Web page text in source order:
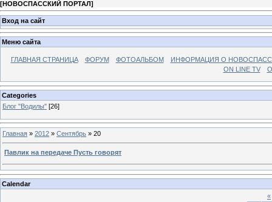
[НОВОСПАССКИЙ ПОРТАЛ]
Вход на сайт
Меню сайта
ГЛАВНАЯ СТРАНИЦА ФОРУМ ФОТОАЛЬБОМ
ИНФОРМАЦИЯ О
ON LINE TV
Categories
Блог "Водилы" [26]
Главная » 2012 » Сентябрь » 20
Павлик на передаче Пусть говорят
Calendar
«